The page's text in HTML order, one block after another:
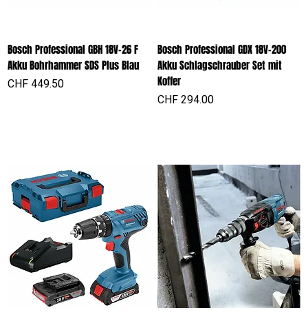
Bosch Professional GBH 18V-26 F
Akku Bohrhammer SDS Plus Blau
Preis
CHF 449.50
Bosch Professional GDX 18V-200
Akku Schlagschrauber Set mit
Koffer
Preis
CHF 294.00